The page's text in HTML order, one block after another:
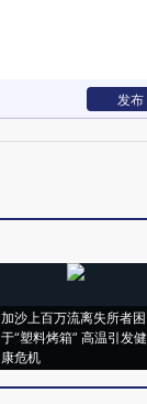
发布
加沙上百万流离失所者困
于“塑料烤箱” 高温引发健
康危机